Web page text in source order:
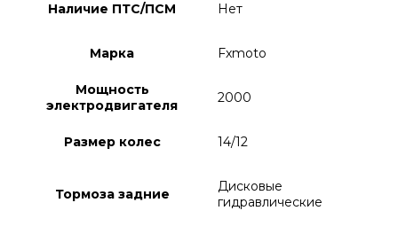
Наличие ПТС/ПСМ Нет
Марка Fxmoto
Мощность
электродвигателя
2000
Размер колес 14/12
Тормоза задние
Дисковые
гидравлические